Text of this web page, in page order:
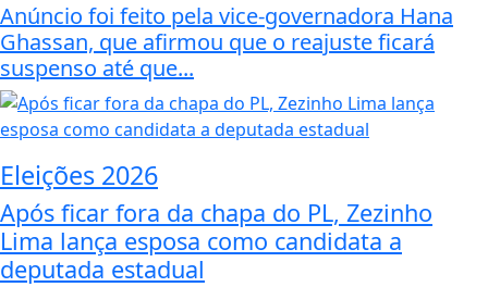
Anúncio foi feito pela vice-governadora Hana
Ghassan, que afirmou que o reajuste ficará
suspenso até que...
Eleições 2026
Após ficar fora da chapa do PL, Zezinho
Lima lança esposa como candidata a
deputada estadual